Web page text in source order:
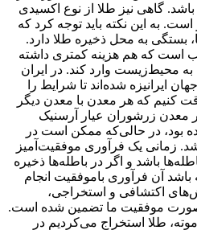
گاهی نیز طلا از نوع اکسیدی
به این نکته باید توجه کرد که
بستگی به محل ذخیره طلا دارد.
است که هم هزینه کمتری داشته
محیط‌زیست وارد ‌کند. در ایران
ایرانیزه شده‌اند تا شرایط را
کنیم که هر معدن با معدن دیگر
معدن زرشوران عیار آرسنیک
بود، در حالی‌که ممکن است در
زمانی یک فرآوری موفقیت‌آمیز
باشد و اگر در باطله‌ها ذخیره
آن فرآوری باموفقیت انجام
اکتشافی و استخراجی،
صورت موفقیت ما تضمین شده است.
موته، طلا استخراج می‌کردیم در